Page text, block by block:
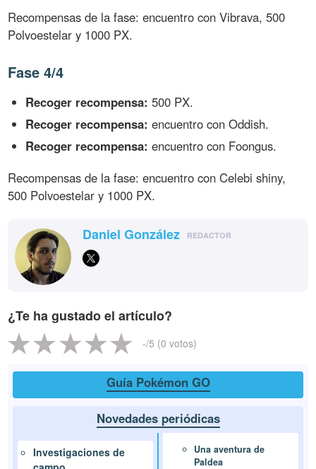
Recompensas de la fase: encuentro con Vibrava, 500
Polvoestelar y 1000 PX.
Fase 4/4
Recoger recompensa: 500 PX.
Recoger recompensa: encuentro con Oddish.
Recoger recompensa: encuentro con Foongus.
Recompensas de la fase: encuentro con Celebi shiny,
500 Polvoestelar y 1000 PX.
Daniel González REDACTOR
¿Te ha gustado el artículo?
-/5 (0 votos)
Guía Pokémon GO
Novedades periódicas
Investigaciones de
Una aventura de
Paldea